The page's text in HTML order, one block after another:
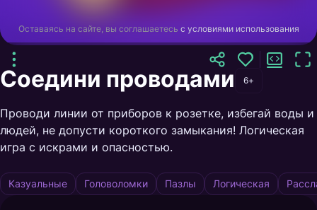
Оставаясь на сайте, вы соглашаетесь с условиями использования
Соедини проводами 6+
Проводи линии от приборов к розетке, избегай воды и
людей, не допусти короткого замыкания! Логическая
игра с искрами и опасностью.
Казуальные Головоломки Пазлы Логическая